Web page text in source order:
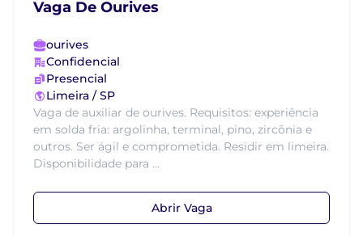
Vaga De Ourives
ourives
Confidencial
Presencial
Limeira / SP
Vaga de auxiliar de ourives. Requisitos: experiência
em solda fria: argolinha, terminal, pino, zircônia e
outros. Ser ágil e comprometida. Residir em limeira.
Disponibilidade para ...
Abrir Vaga